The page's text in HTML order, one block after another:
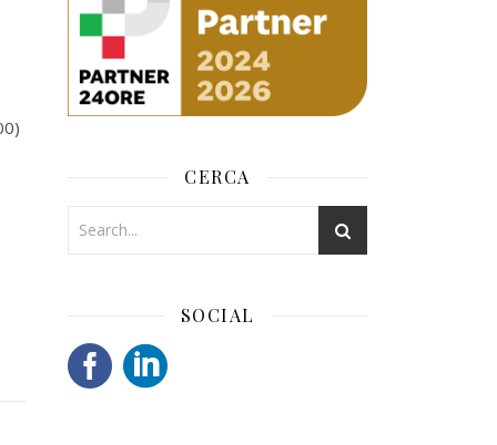
CERCA
SOCIAL